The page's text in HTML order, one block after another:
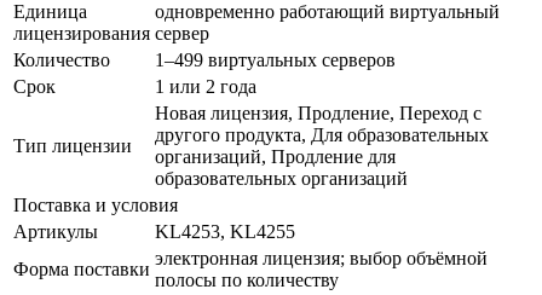
Единица
лицензирования
одновременно работающий виртуальный
сервер
Количество
1–499 виртуальных серверов
Срок
1 или 2 года
Тип лицензии
Новая лицензия, Продление, Переход с
другого продукта, Для образовательных
организаций, Продление для
образовательных организаций
Поставка и условия
Артикулы
KL4253, KL4255
Форма поставки
электронная лицензия; выбор объёмной
полосы по количеству